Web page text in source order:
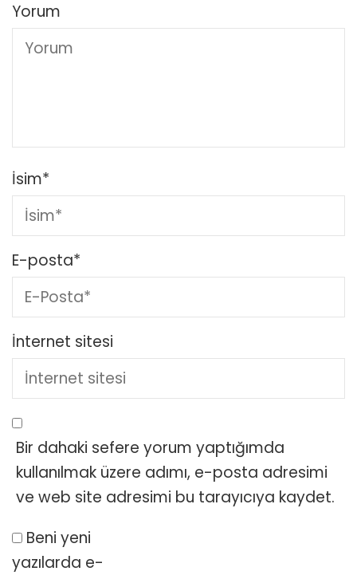
Yorum
İsim*
E-posta*
İnternet sitesi
Bir dahaki sefere yorum yaptığımda
kullanılmak üzere adımı, e-posta adresimi
ve web site adresimi bu tarayıcıya kaydet.
Beni yeni
yazılarda e-